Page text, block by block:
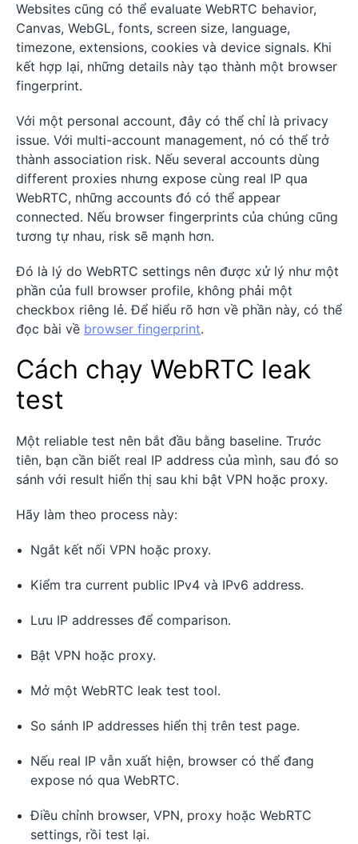
Websites cũng có thể evaluate WebRTC behavior,
Canvas, WebGL, fonts, screen size, language,
timezone, extensions, cookies và device signals. Khi
kết hợp lại, những details này tạo thành một browser
fingerprint.
Với một personal account, đây có thể chỉ là privacy
issue. Với multi-account management, nó có thể trở
thành association risk. Nếu several accounts dùng
different proxies nhưng expose cùng real IP qua
WebRTC, những accounts đó có thể appear
connected. Nếu browser fingerprints của chúng cũng
tương tự nhau, risk sẽ mạnh hơn.
Đó là lý do WebRTC settings nên được xử lý như một
phần của full browser profile, không phải một
checkbox riêng lẻ. Để hiểu rõ hơn về phần này, có thể
đọc bài về browser fingerprint.
Cách chạy WebRTC leak
test
Một reliable test nên bắt đầu bằng baseline. Trước
tiên, bạn cần biết real IP address của mình, sau đó so
sánh với result hiển thị sau khi bật VPN hoặc proxy.
Hãy làm theo process này:
Ngắt kết nối VPN hoặc proxy.
Kiểm tra current public IPv4 và IPv6 address.
Lưu IP addresses để comparison.
Bật VPN hoặc proxy.
Mở một WebRTC leak test tool.
So sánh IP addresses hiển thị trên test page.
Nếu real IP vẫn xuất hiện, browser có thể đang
expose nó qua WebRTC.
Điều chỉnh browser, VPN, proxy hoặc WebRTC
settings, rồi test lại.